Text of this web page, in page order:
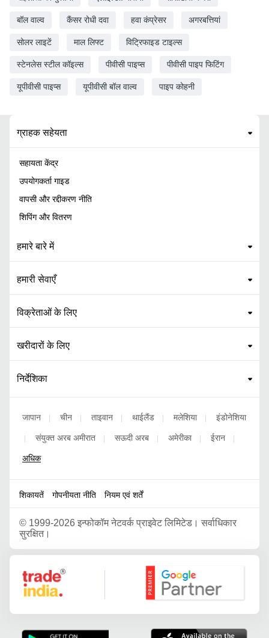
बॉल वाल्व कैंसर रोधी दवा हवा कंप्रेसर अगरबत्तियां
सोलर लाइटें माल लिफ्ट विट्रिफाइड टाइल्स
स्टेनलेस स्टील कॉइल्स पीवीसी पाइप्स पीवीसी पाइप फिटिंग
यूपीवीसी पाइप्स यूपीवीसी बॉल वाल्व पाइप कोहनी
ग्राहक सहेयता
सहायता केंद्र
उपयोगकर्ता गाइड
वापसी और रद्दीकरण नीति
शिपिंग और वितरण
हमारे बारे में
हमारी सेवाएँ
विक्रेताओं के लिए
खरीदारों के लिए
निर्देशिका
जापान चीन ताइवान थाईलैंड मलेशिया इंडोनेशिया
संयुक्त अरब अमीरात सऊदी अरब अमेरीका ईरान
अधिक
शिकायतें गोपनीयता नीति नियम एवं शर्तें
© 1999-2026 इन्फोकॉम नेटवर्क प्राइवेट लिमिटेड। सर्वाधिकार
सुरक्षित।
Google Partner